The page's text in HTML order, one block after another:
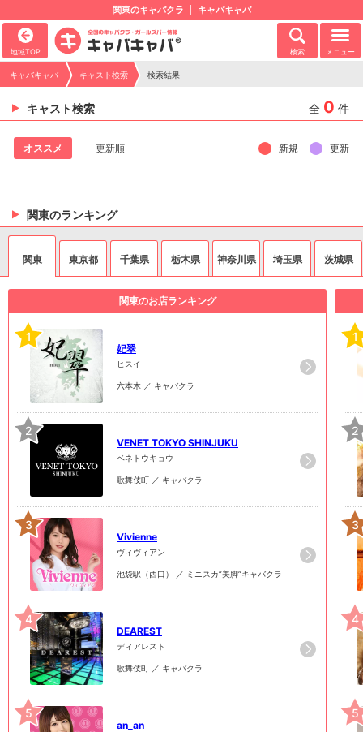
関東のキャバクラ キャバキャバ
地域TOP 検索 メニュー
キャバキャバ キャスト検索 検索結果
キャスト検索 全 0 件
オススメ 更新順 新規 更新
関東のランキング
関東 東京都 千葉県 栃木県 神奈川県 埼玉県 茨城県
関東のお店ランキング
1
妃翠
ヒスイ
六本木 ／ キャバクラ
2
VENET TOKYO SHINJUKU
ベネトウキョウ
歌舞伎町 ／ キャバクラ
3
Vivienne
ヴィヴィアン
池袋駅（西口） ／ ミニスカ”美脚”キャバクラ
4
DEAREST
ディアレスト
歌舞伎町 ／ キャバクラ
5
an_an
1
2
3
4
5